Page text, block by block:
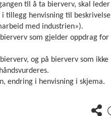
til å ta bierverv, skal leder
tillegg henvisning til beskrivelse
med industrien»).
som gjelder oppdrag for
og på bierverv som ikke
endring i henvisning i skjema.